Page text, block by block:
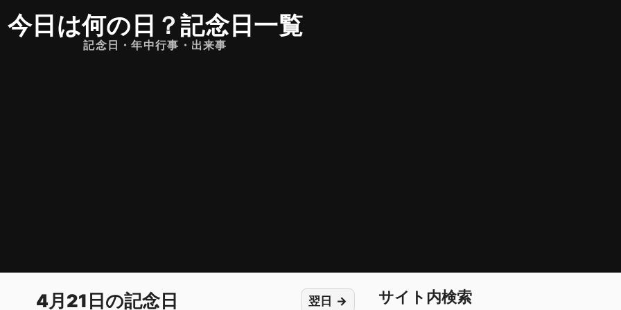
今日は何の日 ？記念日一覧
記念日・年中行事・出来事
4月21日の記念日 翌日 サイト内検索